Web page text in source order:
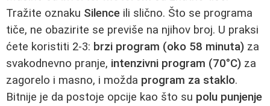
Tražite oznaku Silence ili slično. Što se programa
tiče, ne obazirite se previše na njihov broj. U praksi
ćete koristiti 2-3: brzi program (oko 58 minuta) za
svakodnevno pranje, intenzivni program (70°C) za
zagorelo i masno, i možda program za staklo.
Bitnije je da postoje opcije kao što su polu punjenje